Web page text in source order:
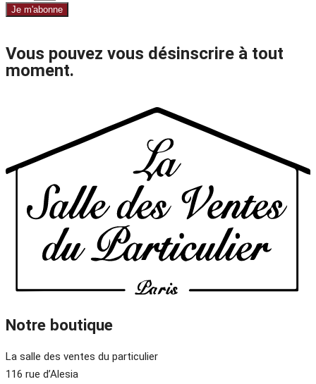
Je m'abonne
Vous pouvez vous désinscrire à tout
moment.
Notre boutique
La salle des ventes du particulier
116 rue d’Alesia